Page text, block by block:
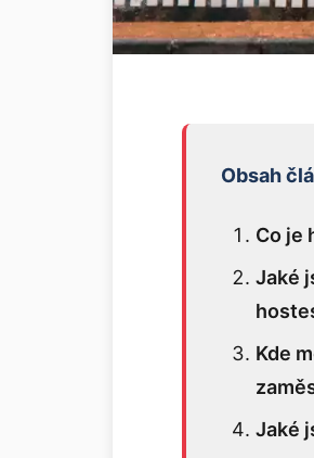
Obsah
Co je
Jaké
Kde
Jaké